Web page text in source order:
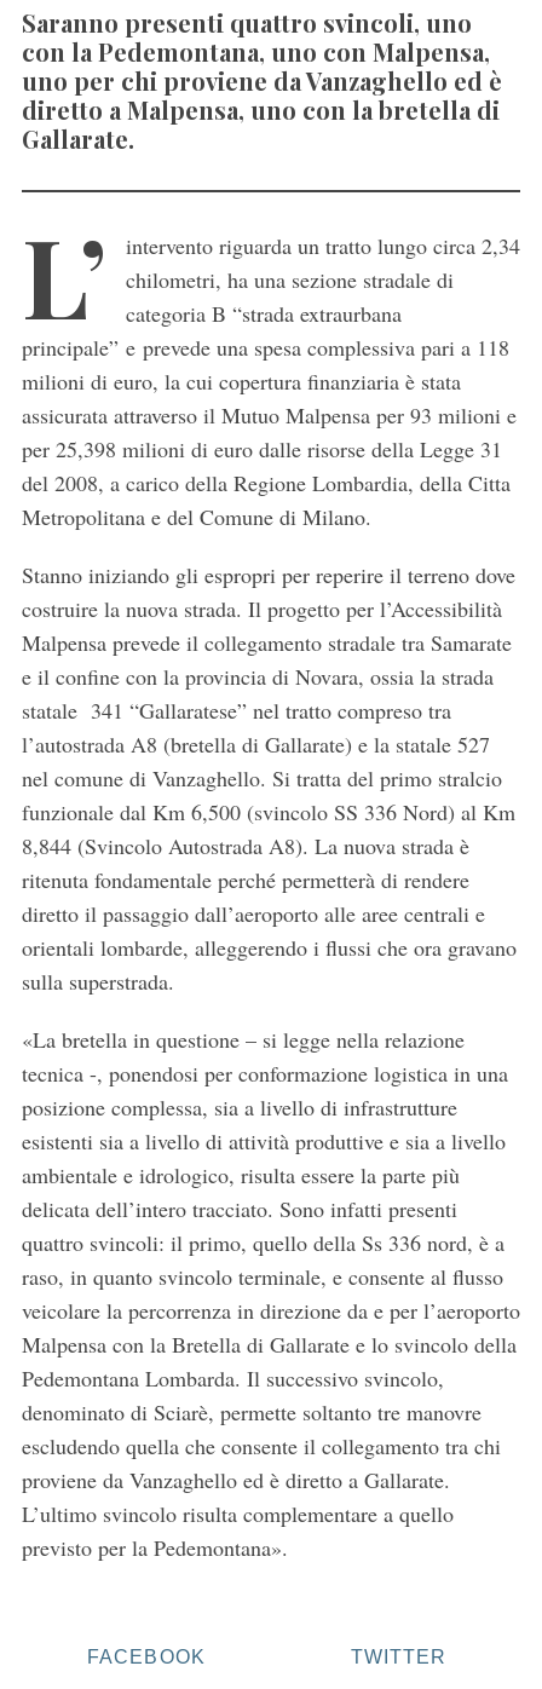
Saranno presenti quattro svincoli, uno
con la Pedemontana, uno con Malpensa,
uno per chi proviene da Vanzaghello ed è
diretto a Malpensa, uno con la bretella di
Gallarate.
L’
intervento riguarda un tratto lungo circa 2,34
chilometri, ha una sezione stradale di
categoria B “strada extraurbana
principale” e prevede una spesa complessiva pari a 118
milioni di euro, la cui copertura finanziaria è stata
assicurata attraverso il Mutuo Malpensa per 93 milioni e
per 25,398 milioni di euro dalle risorse della Legge 31
del 2008, a carico della Regione Lombardia, della Citta
Metropolitana e del Comune di Milano.
Stanno iniziando gli espropri per reperire il terreno dove
costruire la nuova strada. Il progetto per l’Accessibilità
Malpensa prevede il collegamento stradale tra Samarate
e il confine con la provincia di Novara, ossia la strada
statale 341 “Gallaratese” nel tratto compreso tra
l’autostrada A8 (bretella di Gallarate) e la statale 527
nel comune di Vanzaghello. Si tratta del primo stralcio
funzionale dal Km 6,500 (svincolo SS 336 Nord) al Km
8,844 (Svincolo Autostrada A8). La nuova strada è
ritenuta fondamentale perché permetterà di rendere
diretto il passaggio dall’aeroporto alle aree centrali e
orientali lombarde, alleggerendo i flussi che ora gravano
sulla superstrada.
«La bretella in questione – si legge nella relazione
tecnica -, ponendosi per conformazione logistica in una
posizione complessa, sia a livello di infrastrutture
esistenti sia a livello di attività produttive e sia a livello
ambientale e idrologico, risulta essere la parte più
delicata dell’intero tracciato. Sono infatti presenti
quattro svincoli: il primo, quello della Ss 336 nord, è a
raso, in quanto svincolo terminale, e consente al flusso
veicolare la percorrenza in direzione da e per l’aeroporto
Malpensa con la Bretella di Gallarate e lo svincolo della
Pedemontana Lombarda. Il successivo svincolo,
denominato di Sciarè, permette soltanto tre manovre
escludendo quella che consente il collegamento tra chi
proviene da Vanzaghello ed è diretto a Gallarate.
L’ultimo svincolo risulta complementare a quello
previsto per la Pedemontana».
FACEBOOK TWITTER